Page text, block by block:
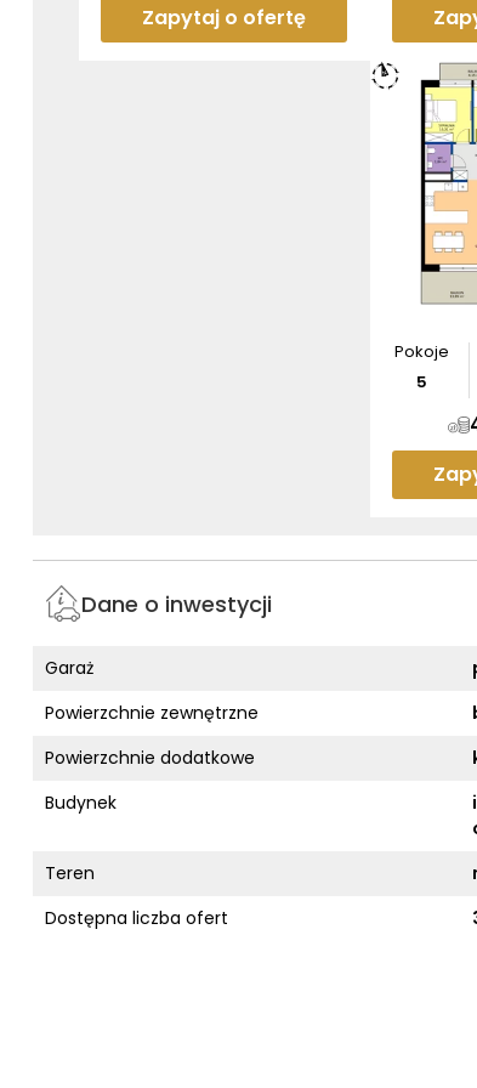
Zapytaj o ofertę
Pokoje
5
Dane o inwestycji
Garaż
Powierzchnie zewnętrzne
Powierzchnie dodatkowe
Budynek
Teren
Dostępna liczba ofert